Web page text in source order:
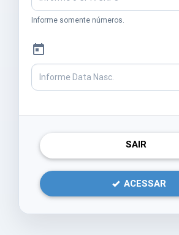
Informe somente números.
today
SAIR
ACESSAR